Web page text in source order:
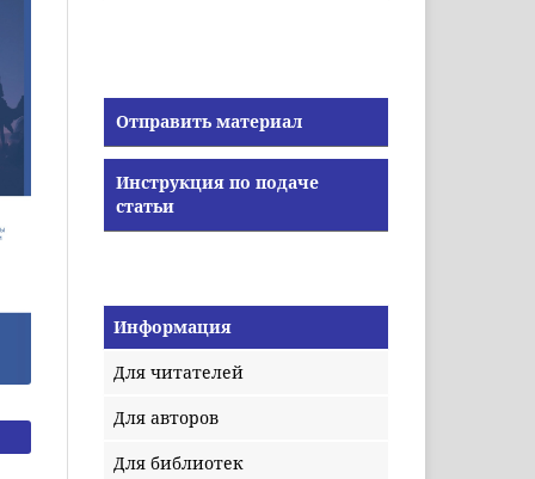
Отправить материал
Инструкция по подаче
статьи
Информация
Для читателей
Для авторов
Для библиотек